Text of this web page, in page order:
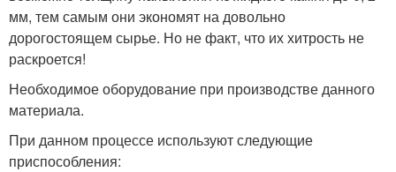
мм, тем самым они экономят на довольно
дорогостоящем сырье. Но не факт, что их хитрость не
раскроется!
Необходимое оборудование при производстве данного
материала.
При данном процессе используют следующие
приспособления: